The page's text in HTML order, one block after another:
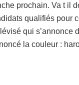
prochain. Va t il
qualifiés pour
qui s’annonce
la couleur :